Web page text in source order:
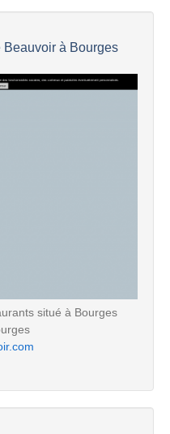
Beauvoir à Bourges
situé à Bourges